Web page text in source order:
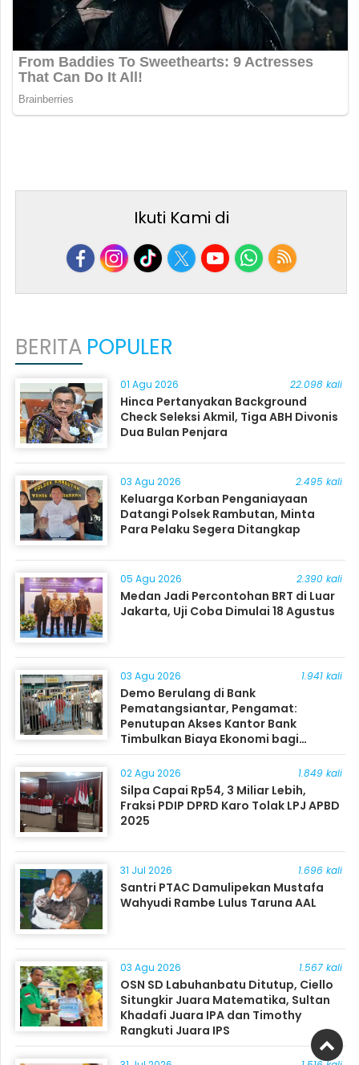
Ikuti Kami di
BERITA POPULER
01 Agu 2026 22.098 kali
Hinca Pertanyakan Background
Check Seleksi Akmil, Tiga ABH Divonis
Dua Bulan Penjara
03 Agu 2026 2.495 kali
Keluarga Korban Penganiayaan
Datangi Polsek Rambutan, Minta
Para Pelaku Segera Ditangkap
05 Agu 2026 2.390 kali
Medan Jadi Percontohan BRT di Luar
Jakarta, Uji Coba Dimulai 18 Agustus
03 Agu 2026 1.941 kali
Demo Berulang di Bank
Pematangsiantar, Pengamat:
Penutupan Akses Kantor Bank
Timbulkan Biaya Ekonomi bagi
Masyarakat
02 Agu 2026 1.849 kali
Silpa Capai Rp54, 3 Miliar Lebih,
Fraksi PDIP DPRD Karo Tolak LPJ APBD
2025
31 Jul 2026 1.696 kali
Santri PTAC Damulipekan Mustafa
Wahyudi Rambe Lulus Taruna AAL
03 Agu 2026 1.567 kali
OSN SD Labuhanbatu Ditutup, Ciello
Situngkir Juara Matematika, Sultan
Khadafi Juara IPA dan Timothy
Rangkuti Juara IPS